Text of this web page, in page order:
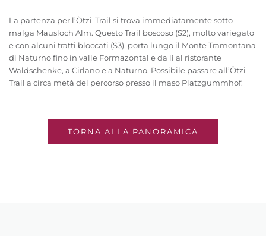
La partenza per l’Ötzi-Trail si trova immediatamente sotto
malga Mausloch Alm. Questo Trail boscoso (S2), molto variegato
e con alcuni tratti bloccati (S3), porta lungo il Monte Tramontana
di Naturno fino in valle Formazontal e da lì al ristorante
Waldschenke, a Cirlano e a Naturno. Possibile passare all’Ötzi-
Trail a circa metà del percorso presso il maso Platzgummhof.
TORNA ALLA PANORAMICA